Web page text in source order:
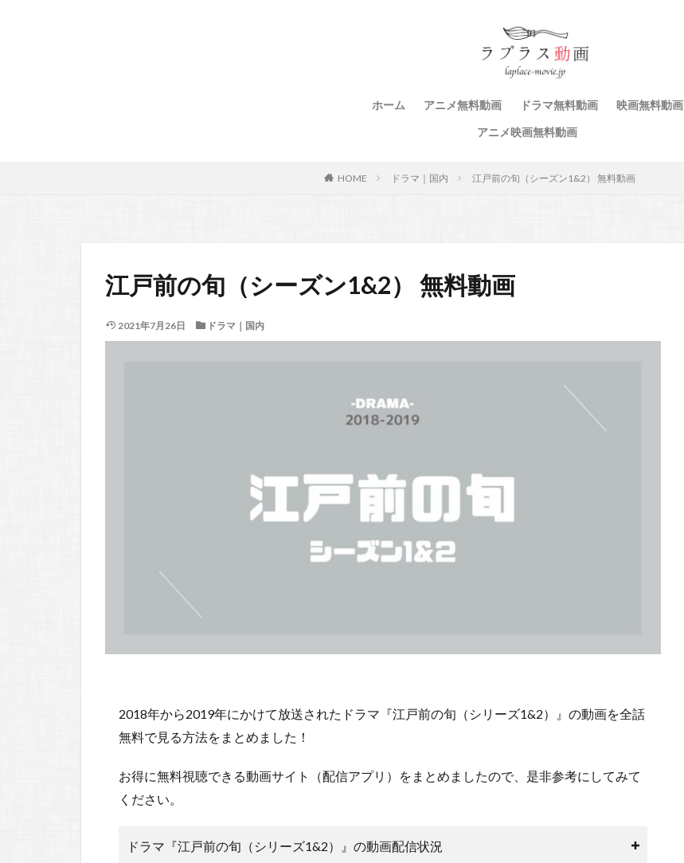
ホーム アニメ無料動画 ドラマ無料動画
映画無料動画
アニメ映画無料動画
HOME ドラマ｜国内 江戸前の旬（シーズン1&2） 無料動画
江戸前の旬（シーズン1&2） 無料動画
2021年7月26日 ドラマ｜国内
2018年から2019年にかけて放送されたドラマ『江戸前の旬（シリーズ1&2）』の動画を全話
無料で見る方法をまとめました！
お得に無料視聴できる動画サイト（配信アプリ）をまとめましたので、是非参考にしてみて
ください。
ドラマ『江戸前の旬（シリーズ1&2）』の動画配信状況